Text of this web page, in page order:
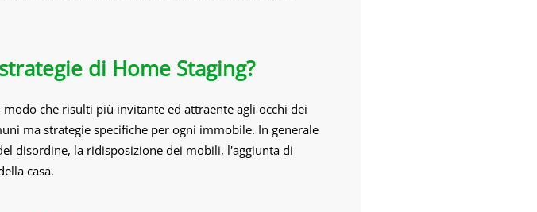
di Home Staging?
che risulti più invitante ed attraente agli occhi dei
ma strategie specifiche per ogni immobile. In generale
disordine, la ridisposizione dei mobili, l'aggiunta di
casa.